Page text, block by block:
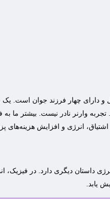
وارنر نادر نیست. بیشتر
انرژی و افزایش هزینه‌های
داستان دیگری دارد. در
یابد.